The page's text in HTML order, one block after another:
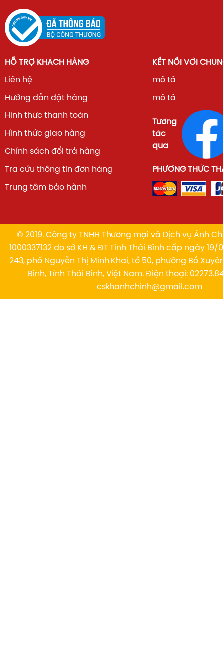
HỖ TRỢ KHÁCH HÀNG
Liên hệ
Hướng dẫn đặt hàng
Hình thức thanh toán
Hình thức giao hàng
Chính sách đổi trả hàng
Tra cứu thông tin đơn hàng
Trung tâm bảo hành
KẾT NỐI VỚI
mô tả
mô tả
Tương
tác
qua
PHƯƠNG THỨC
© 2019. Công ty TNHH Thương mại và Dịch vụ Ánh
1000337132 do sở KH & ĐT Tỉnh Thái Bình cấp ngày 19/
243, phố Nguyễn Thị Minh Khai, tổ 50, phường Bồ
Bình, Tỉnh Thái Bình, Việt Nam. Điện thoại:
cskhanhchinh@gmail.com